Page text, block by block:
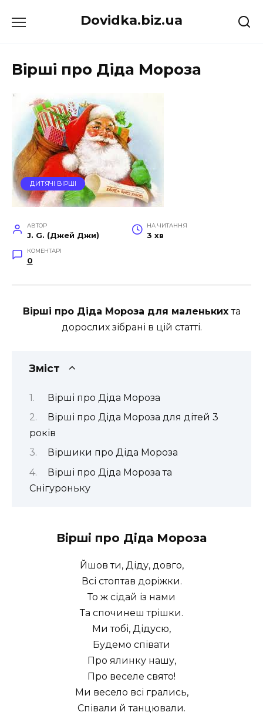
до
Dovidka.biz.ua
Вірші про Діда Мороза
ДИТЯЧІ ВІРШІ
АВТОР
J. G. (Джей Джи)
НА ЧИТАННЯ
3 хв
КОМЕНТАРІ
0
Вірші про Діда Мороза для маленькихта
дорослих зібрані в цій статті.
Зміст
Вірші про Діда Мороза
Вірші про Діда Мороза для дітей 3
років
Віршики про Діда Мороза
Вірші про Діда Мороза та
Снігуроньку
Вірші про Діда Мороза
Йшов ти, Діду, довго,
Всі стоптав доріжки.
То ж сідай із нами
Та спочинеш трішки.
Ми тобі, Дідусю,
Будемо співати
Про ялинку нашу,
Про веселе свято!
Ми весело всі грались,
Співали й танцювали.